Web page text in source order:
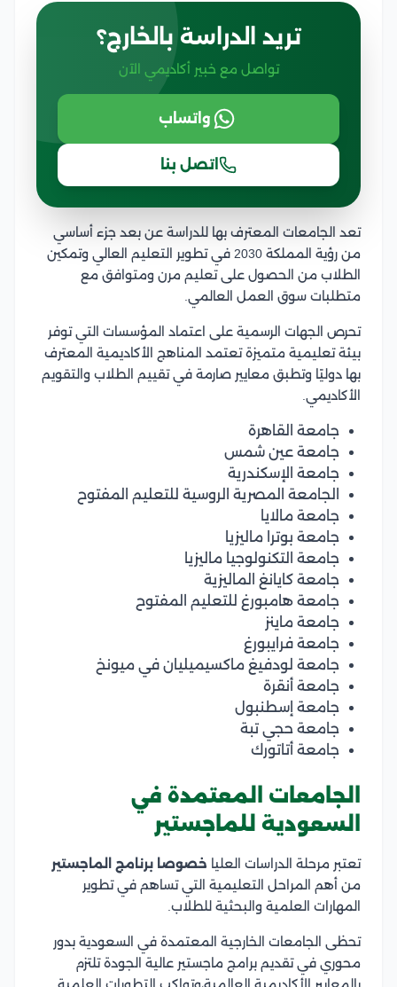
تريد الدراسة بالخارج؟
تواصل مع خبير أكاديمي الآن
واتساب
اتصل بنا
تعد الجامعات المعترف بها للدراسة عن بعد جزء أساسي
من رؤية المملكة 2030 في تطوير التعليم العالي وتمكين
الطلاب من الحصول على تعليم مرن ومتوافق مع
متطلبات سوق العمل العالمي.
تحرص الجهات الرسمية على اعتماد المؤسسات التي توفر
بيئة تعليمية متميزة تعتمد المناهج الأكاديمية المعترف
بها دوليًا وتطبق معايير صارمة في تقييم الطلاب والتقويم
الأكاديمي.
جامعة القاهرة
جامعة عين شمس
جامعة الإسكندرية
الجامعة المصرية الروسية للتعليم المفتوح
جامعة مالايا
جامعة بوترا ماليزيا
جامعة التكنولوجيا ماليزيا
جامعة كايانغ الماليزية
جامعة هامبورغ للتعليم المفتوح
جامعة ماينز
جامعة فرايبورغ
جامعة لودفيغ ماكسيميليان في ميونخ
جامعة أنقرة
جامعة إسطنبول
جامعة حجي تبة
جامعة أتاتورك
الجامعات المعتمدة في
السعودية للماجستير
تعتبر مرحلة الدراسات العليا خصوصا برنامج الماجستير
من أهم المراحل التعليمية التي تساهم في تطوير
المهارات العلمية والبحثية للطلاب.
تحظى الجامعات الخارجية المعتمدة في السعودية بدور
محوري في تقديم برامج ماجستير عالية الجودة تلتزم